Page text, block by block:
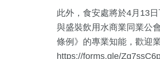
此外，食安處將於4月13
與盛裝飲用水商業同業公
條例》的專業知能，歡迎
https://forms.gle/